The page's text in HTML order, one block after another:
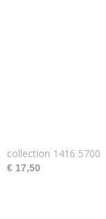
collection 1416 5700
€ 17,50